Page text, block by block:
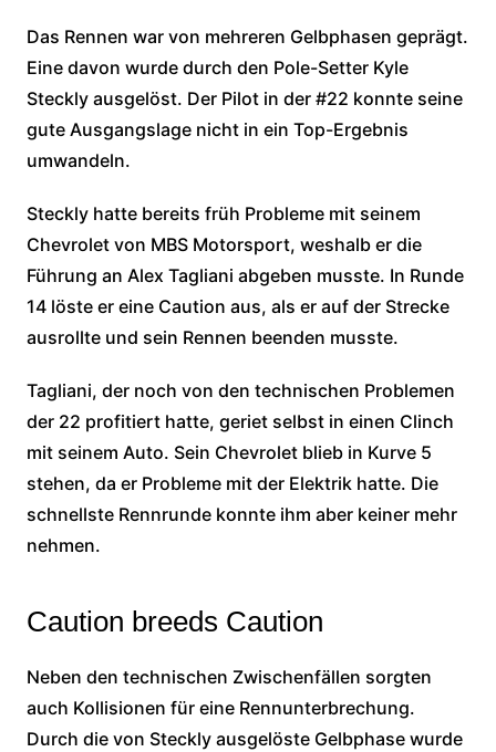
Das Rennen war von mehreren Gelbphasen geprägt.
Eine davon wurde durch den Pole-Setter Kyle
Steckly ausgelöst. Der Pilot in der #22 konnte seine
gute Ausgangslage nicht in ein Top-Ergebnis
umwandeln.
Steckly hatte bereits früh Probleme mit seinem
Chevrolet von MBS Motorsport, weshalb er die
Führung an Alex Tagliani abgeben musste. In Runde
14 löste er eine Caution aus, als er auf der Strecke
ausrollte und sein Rennen beenden musste.
Tagliani, der noch von den technischen Problemen
der 22 profitiert hatte, geriet selbst in einen Clinch
mit seinem Auto. Sein Chevrolet blieb in Kurve 5
stehen, da er Probleme mit der Elektrik hatte. Die
schnellste Rennrunde konnte ihm aber keiner mehr
nehmen.
Caution breeds Caution
Neben den technischen Zwischenfällen sorgten
auch Kollisionen für eine Rennunterbrechung.
Durch die von Steckly ausgelöste Gelbphase wurde